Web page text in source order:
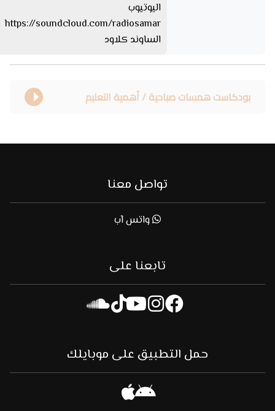
اليوتيوب
https://soundcloud.com/radiosamar
الساوند كلاود
بودكاست همسات صباحية / أهمية التعليم
تواصل معنا
واتس آب
تابعنا على
حمل التطبيق على موبايلك